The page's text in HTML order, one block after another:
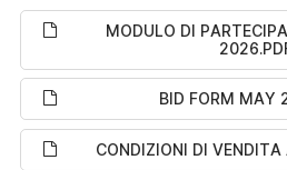
MODULO DI
BID FORM MAY
CONDIZIONI DI